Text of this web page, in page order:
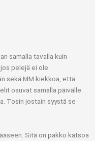
samalla tavalla kuin
pelejä ei ole.
sekä MM kiekkoa, että
osuvat samalla päivälle.
Tosin jostain syystä se
Sitä on pakko katsoa